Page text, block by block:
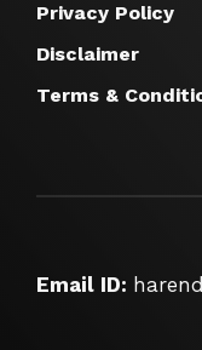
Privacy Policy
Disclaimer
Terms &
Email ID: